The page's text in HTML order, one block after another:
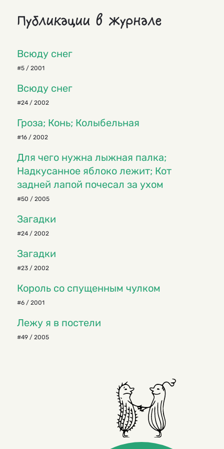
Публикации в журнале
Всюду снег
#5 / 2001
Всюду снег
#24 / 2002
Гроза; Конь; Колыбельная
#16 / 2002
Для чего нужна лыжная палка;
Надкусанное яблоко лежит; Кот
задней лапой почесал за ухом
#50 / 2005
Загадки
#24 / 2002
Загадки
#23 / 2002
Король со спущенным чулком
#6 / 2001
Лежу я в постели
#49 / 2005